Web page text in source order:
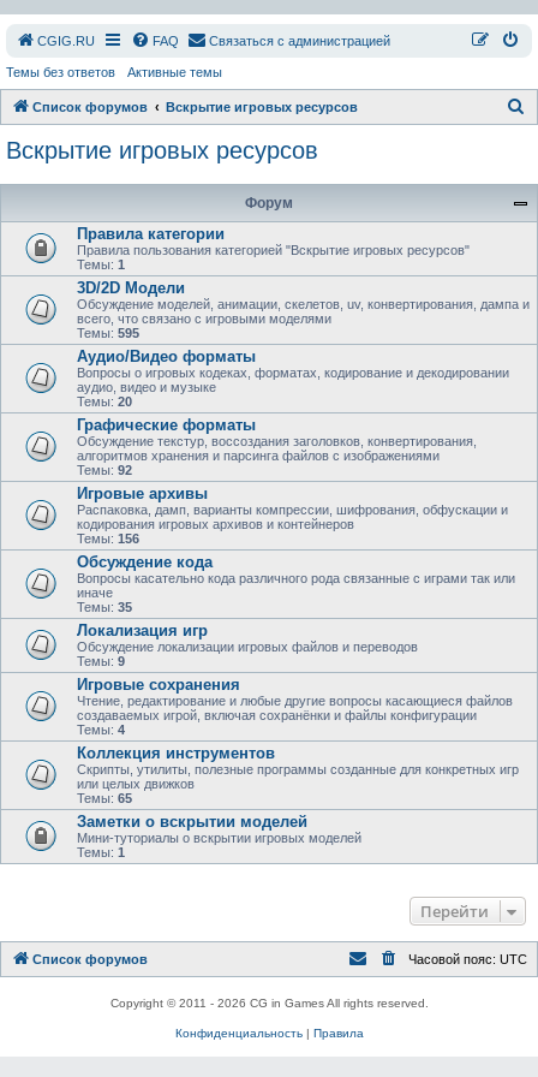
СGIG.RU FAQ Связаться с администрацией
Темы без ответов Активные темы
Список форумов Вскрытие игровых ресурсов
к
Вскрытие игровых ресурсов
Форум
Правила категории
Правила пользования категорией "Вскрытие игровых ресурсов"
Темы: 1
3D/2D Модели
Обсуждение моделей, анимации, скелетов, uv, конвертирования, дампа и
всего, что связано с игровыми моделями
Темы: 595
Аудио/Видео форматы
Вопросы о игровых кодеках, форматах, кодирование и декодировании
аудио, видео и музыке
Темы: 20
Графические форматы
Обсуждение текстур, воссоздания заголовков, конвертирования,
алгоритмов хранения и парсинга файлов с изображениями
Темы: 92
Игровые архивы
Распаковка, дамп, варианты компрессии, шифрования, обфускации и
кодирования игровых архивов и контейнеров
Темы: 156
Обсуждение кода
Вопросы касательно кода различного рода связанные с играми так или
иначе
Темы: 35
Локализация игр
Обсуждение локализации игровых файлов и переводов
Темы: 9
Игровые сохранения
Чтение, редактирование и любые другие вопросы касающиеся файлов
создаваемых игрой, включая сохранёнки и файлы конфигурации
Темы: 4
Коллекция инструментов
Скрипты, утилиты, полезные программы созданные для конкретных игр
или целых движков
Темы: 65
Заметки о вскрытии моделей
Мини-туториалы о вскрытии игровых моделей
Темы: 1
Перейти
Список форумов Часовой пояс: UTC
Copyright © 2011 - 2026 CG in Games All rights reserved.
Конфиденциальность| Правила